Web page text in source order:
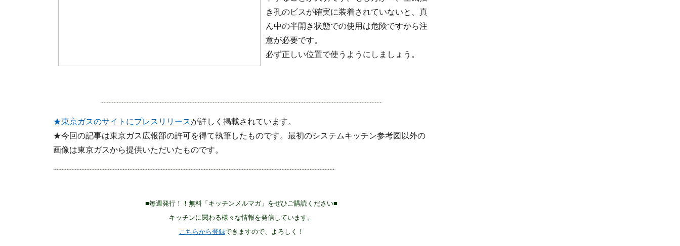
き孔のビスが確実に装着されていないと、真
ん中の半開き状態での使用は危険ですから注
意が必要です。
必ず正しい位置で使うようにしましょう。
★東京ガスのサイトにプレスリリースが詳しく掲載されています。
★今回の記事は東京ガス広報部の許可を得て執筆したものです。最初のシステムキッチン参考図以外の
画像は東京ガスから提供いただいたものです。
■毎週発行！！無料「キッチンメルマガ」をぜひご購読ください■
キッチンに関わる様々な情報を発信しています。
こちらから登録できますので、よろしく！